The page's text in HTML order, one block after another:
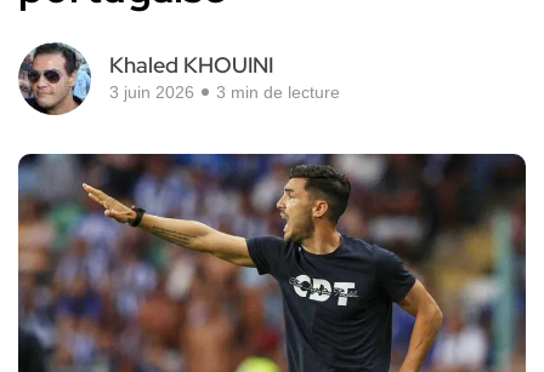
Khaled KHOUINI
3 juin 2026 3 min de lecture